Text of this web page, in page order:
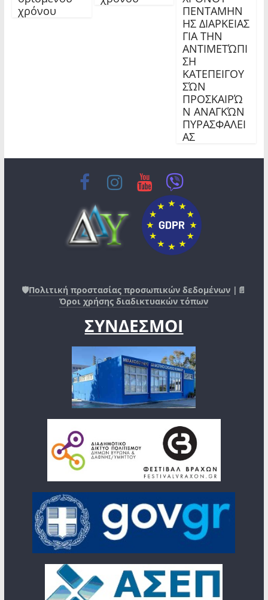
χρόνου
ΠΕΝΤΑΜΗΝ
ΗΣ ΔΙΑΡΚΕΙΑΣ
ΓΙΑ ΤΗΝ
ΑΝΤΙΜΕΤΏΠΙ
ΣΗ
ΚΑΤΕΠΕΙΓΟΥ
ΣΏΝ
ΠΡΟΣΚΑΙΡΏ
Ν ΑΝΑΓΚΏΝ
ΠΥΡΑΣΦΑΛΕΙ
ΑΣ
🛡️Πολιτική προστασίας προσωπικών δεδομένων |📄
Όροι χρήσης διαδικτυακών τόπων
ΣΥΝΔΕΣΜΟΙ